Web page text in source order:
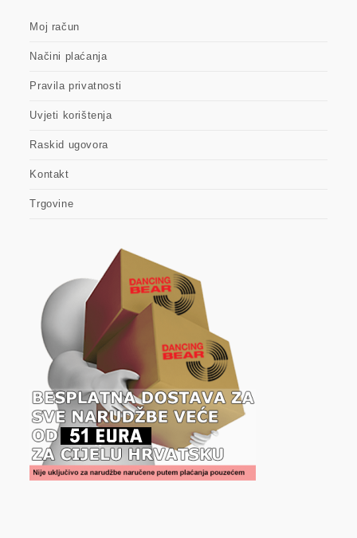
Moj račun
Načini plaćanja
Pravila privatnosti
Uvjeti korištenja
Raskid ugovora
Kontakt
Trgovine